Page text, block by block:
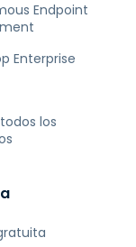
Endpoint
Enterprise
los